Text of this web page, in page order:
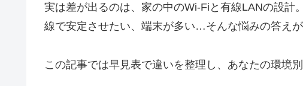
実は差が出るのは、家の中のWi-Fiと有線LANの設計
線で安定させたい、端末が多い…そんな悩みの答えが
この記事では早見表で違いを整理し、あなたの環境